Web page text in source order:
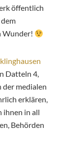
öffentlich
Wunder!
Datteln 4,
der medialen
erklären,
ihnen in all
Behörden